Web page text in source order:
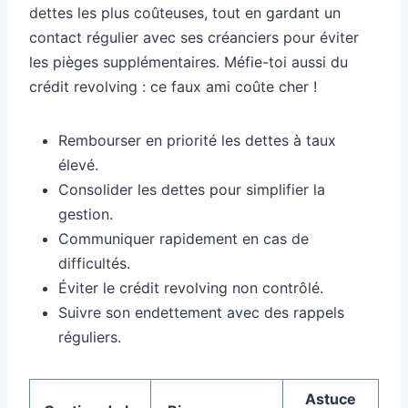
dettes les plus coûteuses, tout en gardant un
contact régulier avec ses créanciers pour éviter
les pièges supplémentaires. Méfie-toi aussi du
crédit revolving : ce faux ami coûte cher !
Rembourser en priorité les dettes à taux
élevé.
Consolider les dettes pour simplifier la
gestion.
Communiquer rapidement en cas de
difficultés.
Éviter le crédit revolving non contrôlé.
Suivre son endettement avec des rappels
réguliers.
Astuce